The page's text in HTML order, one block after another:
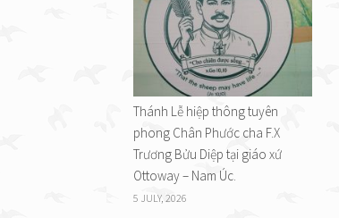
Thánh Lễ hiệp thông tuyên
phong Chân Phước cha F.X
Trương Bửu Diệp tại giáo xứ
Ottoway – Nam Úc.
5 JULY, 2026